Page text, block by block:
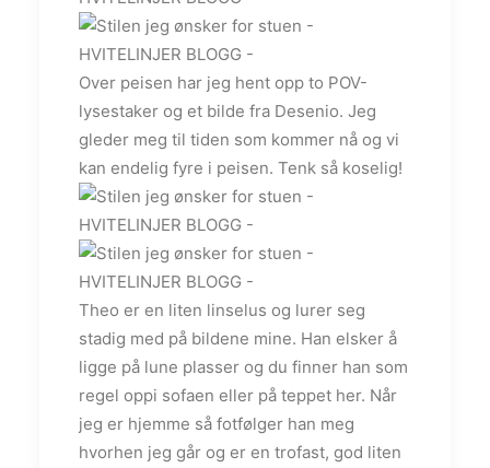
Over peisen har jeg hent opp to POV-
lysestaker og et bilde fra Desenio. Jeg
gleder meg til tiden som kommer nå og vi
kan endelig fyre i peisen. Tenk så koselig!
Theo er en liten linselus og lurer seg
stadig med på bildene mine. Han elsker å
ligge på lune plasser og du finner han som
regel oppi sofaen eller på teppet her. Når
jeg er hjemme så fotfølger han meg
hvorhen jeg går og er en trofast, god liten